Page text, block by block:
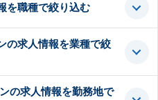
を職種で絞り込む
の求人情報を業種で絞
の求人情報を勤務地で